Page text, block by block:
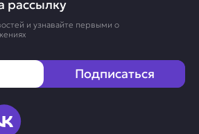
рассылку
и узнавайте первыми о
Подписаться